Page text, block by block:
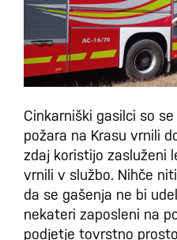
Cinkarniški gasilci so
požara na Krasu vrnili
zdaj koristijo zasluženi
vrnili v službo. Nihče
da se gašenja ne bi
nekateri zaposleni na
podjetje tovrstno